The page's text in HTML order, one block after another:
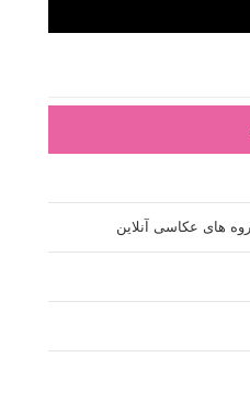
های عکاسی آنلاین